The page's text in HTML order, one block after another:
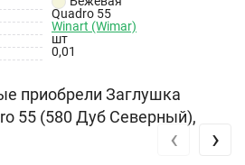
Quadro 55
Winart (Wimar)
шт
0,01
приобрели Заглушка
55 (580 Дуб Северный),
‹ ›